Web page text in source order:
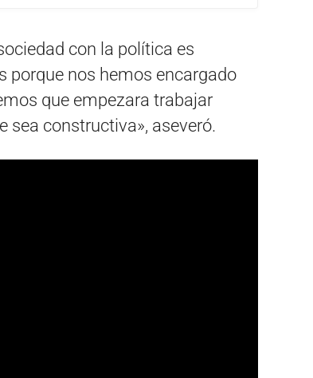
con la política es
porque nos hemos encargado
que empezara trabajar
sea constructiva», aseveró.